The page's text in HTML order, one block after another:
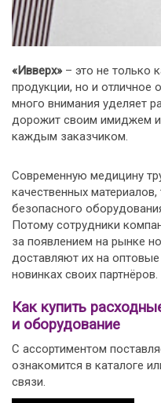
«Ивверх»– это не только
продукции, но и отличное
много внимания уделяет
дорожит своим имиджем
каждым заказчиком.
Современную медицину
качественных
безопасного
Потому сотрудники
за появлением на рынке
доставляют их на
новинках своих партнёров.
Как купить
и оборудование
С ассортиментом
ознакомится в каталоге
связи.